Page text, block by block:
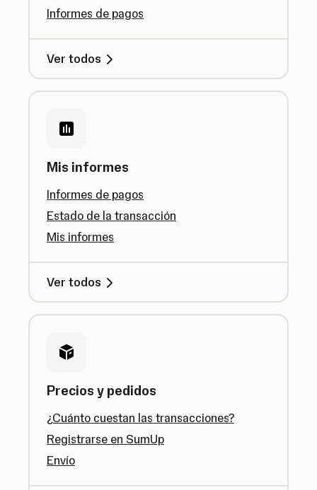
Informes de pagos
Ver todos
Mis informes
Informes de pagos
Estado de la transacción
Mis informes
Ver todos
Precios y pedidos
¿Cuánto cuestan las transacciones?
Registrarse en SumUp
Envío